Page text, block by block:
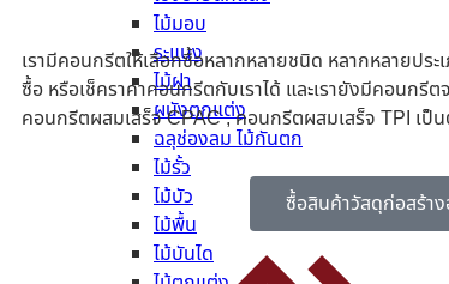
ไม้มอบ
ระแนง
ไม้ฝา
ผนังตกแต่ง
ฉลุช่องลม ไม้กันตก
ไม้รั้ว
ไม้บัว
ไม้พื้น
ไม้บันได
เรามีคอนกรีตให้เลือกซื้อหลากหลายชนิด หลากหลายปร
ซื้อ หรือเช็คราคาคอนกรีตกับเราได้ และเรายังมีคอนกรี
คอนกรีตผสมเสร็จ CPAC , คอนกรีตผสมเสร็จ TPI เป็
ซื้อสินค้าวัสดุก่อสร้า